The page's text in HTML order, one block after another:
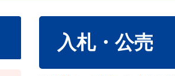
入札・公売